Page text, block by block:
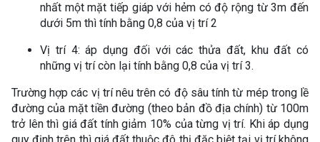
nhất một mặt tiếp giáp với hẻm có độ rộng từ 3m đến
dưới 5m thì tính bằng 0,8 của vị trí 2
Vị trí 4: áp dụng đối với các thửa đất, khu đất có
những vị trí còn lại tính bằng 0,8 của vị trí 3.
Trường hợp các vị trí nêu trên có độ sâu tính từ mép trong lề
đường của mặt tiền đường (theo bản đồ địa chính) từ 100m
trở lên thì giá đất tính giảm 10% của từng vị trí. Khi áp dụng